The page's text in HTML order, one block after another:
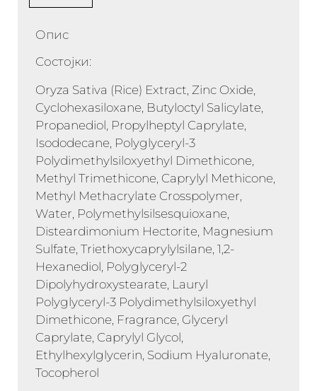
Опис
Состојки:
Oryza Sativa (Rice) Extract, Zinc Oxide,
Cyclohexasiloxane, Butyloctyl Salicylate,
Propanediol, Propylheptyl Caprylate,
Isododecane, Polyglyceryl-3
Polydimethylsiloxyethyl Dimethicone,
Methyl Trimethicone, Caprylyl Methicone,
Methyl Methacrylate Crosspolymer,
Water, Polymethylsilsesquioxane,
Disteardimonium Hectorite, Magnesium
Sulfate, Triethoxycaprylylsilane, 1,2-
Hexanediol, Polyglyceryl-2
Dipolyhydroxystearate, Lauryl
Polyglyceryl-3 Polydimethylsiloxyethyl
Dimethicone, Fragrance, Glyceryl
Caprylate, Caprylyl Glycol,
Ethylhexylglycerin, Sodium Hyaluronate,
Tocopherol